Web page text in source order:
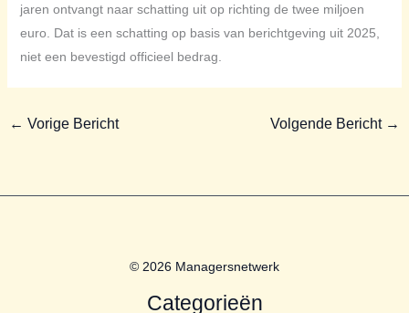
jaren ontvangt naar schatting uit op richting de twee miljoen
euro. Dat is een schatting op basis van berichtgeving uit 2025,
niet een bevestigd officieel bedrag.
← Vorige Bericht Volgende Bericht →
© 2026 Managersnetwerk
Categorieën